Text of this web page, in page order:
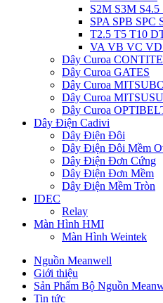
S2M S3M
SPA SPB SPC
T2.5 T5 T10
VA VB VC
Dây Curoa
Dây Curoa GATES
Dây Curoa
Dây Curoa
Dây Curoa
Dây Điện Cadivi
Dây Điện Đôi
Dây Điện Đôi Mềm
Dây Điện Đơn Cứng
Dây Điện Đơn Mềm
Dây Điện Mềm Tròn
IDEC
Relay
Màn Hình HMI
Màn Hình Weintek
Nguồn Meanwell
Giới thiệu
Sản Phẩm Bộ Nguồn
Tin tức